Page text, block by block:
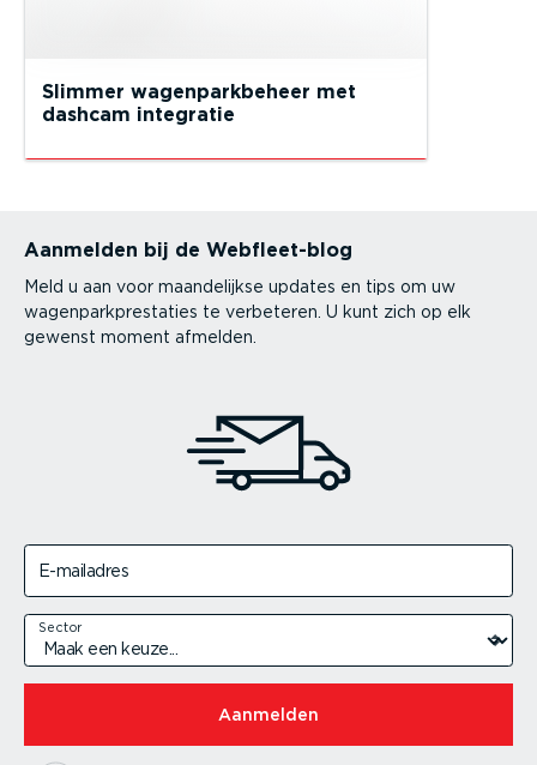
Slimmer wagenparkbeheer met
dashcam integratie
Aanmelden bij de Webfleet-blog
Meld u aan voor maandelijkse updates en tips om uw
wagenparkprestaties te verbeteren. U kunt zich op elk
gewenst moment afmelden.
E-mailadres
Sector
Aanmelden